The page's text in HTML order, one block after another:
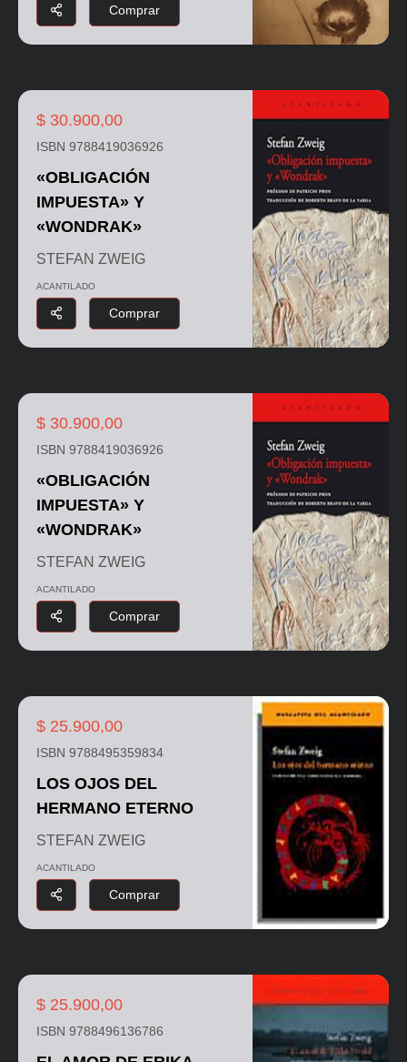
Comprar
$ 30.900,00
ISBN 9788419036926
«OBLIGACIÓN
IMPUESTA» Y
«WONDRAK»
STEFAN ZWEIG
ACANTILADO
Comprar
$ 30.900,00
ISBN 9788419036926
«OBLIGACIÓN
IMPUESTA» Y
«WONDRAK»
STEFAN ZWEIG
ACANTILADO
Comprar
$ 25.900,00
ISBN 9788495359834
LOS OJOS DEL
HERMANO ETERNO
STEFAN ZWEIG
ACANTILADO
Comprar
$ 25.900,00
ISBN 9788496136786